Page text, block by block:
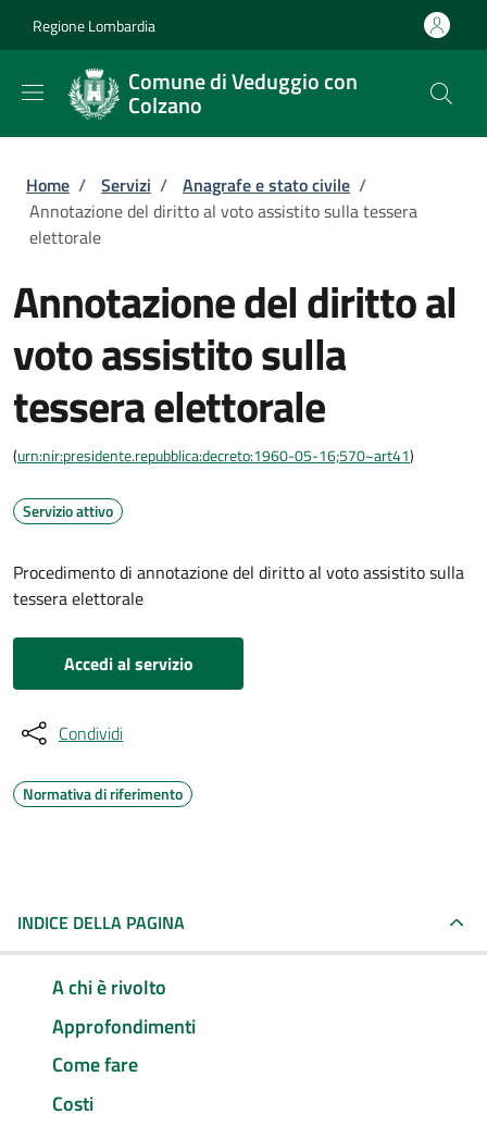
Regione Lombardia
Comune di Veduggio con
Colzano
Briciole di pane
Home / Servizi / Anagrafe e stato civile /
Annotazione del diritto al voto assistito sulla tessera
elettorale
Annotazione del diritto al
voto assistito sulla
tessera elettorale
(urn:nir:presidente.repubblica:decreto:1960-05-16;570~art41)
Servizio attivo
Procedimento di annotazione del diritto al voto assistito sulla
tessera elettorale
Accedi al servizio
Condividi
Normativa di riferimento
INDICE DELLA PAGINA
A chi è rivolto
Approfondimenti
Come fare
Costi